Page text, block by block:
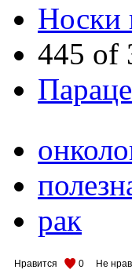
Носки
445 of
рак
Нравится 0 Не